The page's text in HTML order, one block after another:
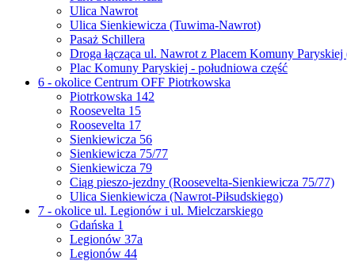
Ulica Nawrot
Ulica Sienkiewicza (Tuwima-Nawrot)
Pasaż Schillera
Droga łącząca ul. Nawrot z Placem Komuny
Plac Komuny Paryskiej - południowa część
6 - okolice Centrum OFF Piotrkowska
Piotrkowska 142
Roosevelta 15
Roosevelta 17
Sienkiewicza 56
Sienkiewicza 75/77
Sienkiewicza 79
Ciąg pieszo-jezdny (Roosevelta-Sienkiewicza 75/77)
Ulica Sienkiewicza (Nawrot-Piłsudskiego)
7 - okolice ul. Legionów i ul. Mielczarskiego
Gdańska 1
Legionów 37a
Legionów 44